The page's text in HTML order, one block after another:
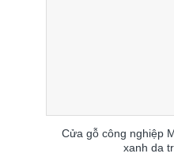
Cửa gỗ công nghiệp
xanh da